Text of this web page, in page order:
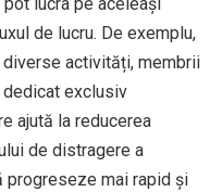
lucra pe aceleași
de lucru. De exemplu,
activități, membrii
exclusiv
ajută la reducerea
de distragere a
progreseze mai rapid și